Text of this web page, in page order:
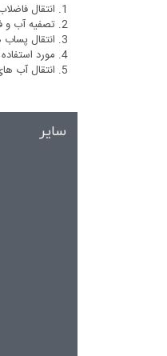
انتقال
تصفیه آب و
انتقال
مورد
انتقال آب
سایر